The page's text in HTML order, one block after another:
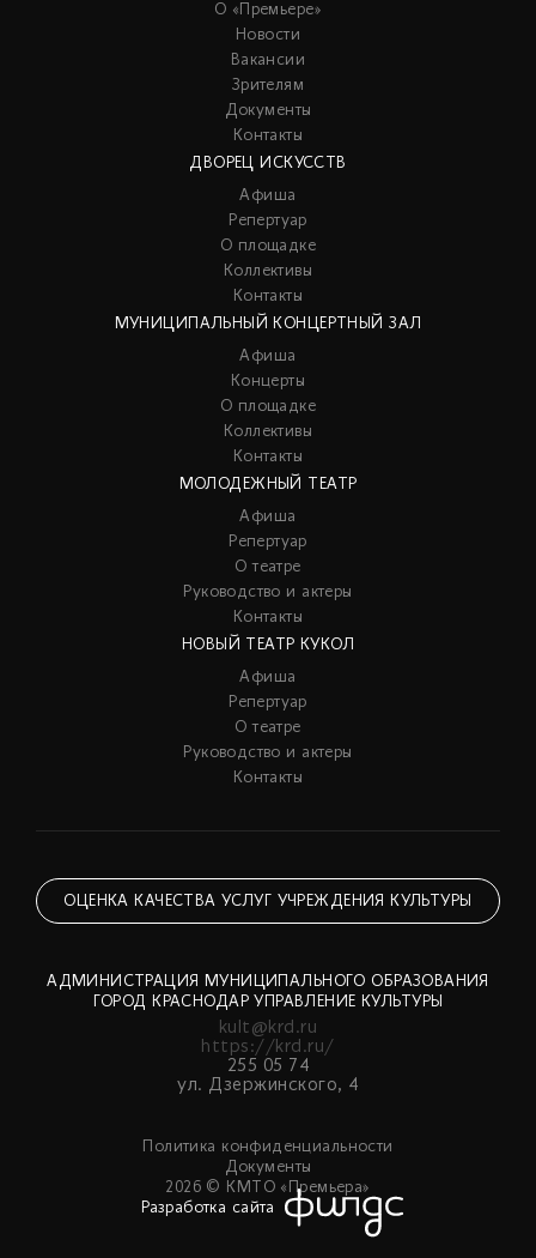
О «Премьере»
Новости
Вакансии
Зрителям
Документы
Контакты
ДВОРЕЦ ИСКУССТВ
Афиша
Репертуар
О площадке
Коллективы
Контакты
МУНИЦИПАЛЬНЫЙ КОНЦЕРТНЫЙ ЗАЛ
Афиша
Концерты
О площадке
Коллективы
Контакты
МОЛОДЕЖНЫЙ ТЕАТР
Афиша
Репертуар
О театре
Руководство и актеры
Контакты
НОВЫЙ ТЕАТР КУКОЛ
Афиша
Репертуар
О театре
Руководство и актеры
Контакты
ОЦЕНКА КАЧЕСТВА УСЛУГ УЧРЕЖДЕНИЯ КУЛЬТУРЫ
АДМИНИСТРАЦИЯ МУНИЦИПАЛЬНОГО ОБРАЗОВАНИЯ
ГОРОД КРАСНОДАР УПРАВЛЕНИЕ КУЛЬТУРЫ
kult@krd.ru
https://krd.ru/
255 05 74
ул. Дзержинского, 4
Политика конфиденциальности
Документы
2026 © КМТО «Премьера»
Разработка сайта